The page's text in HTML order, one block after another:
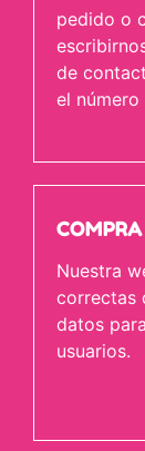
pedido o
de
el
Nuestra
correctas
datos
usuarios.